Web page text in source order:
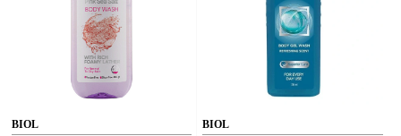
BIOL BIOL